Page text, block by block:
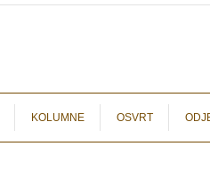
KOLUMNE OSVRT